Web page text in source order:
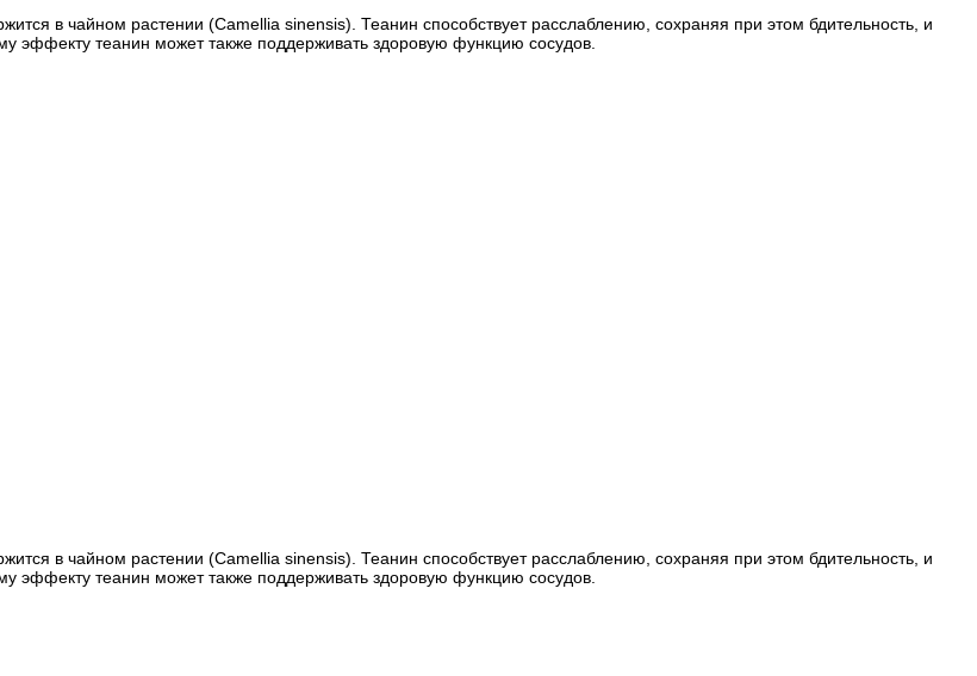
в чайном растении (Camellia sinensis). Теанин способствует расслаблению, сохраняя при этом бдительность, и
эффекту теанин может также поддерживать здоровую функцию сосудов.
в чайном растении (Camellia sinensis). Теанин способствует расслаблению, сохраняя при этом бдительность, и
эффекту теанин может также поддерживать здоровую функцию сосудов.